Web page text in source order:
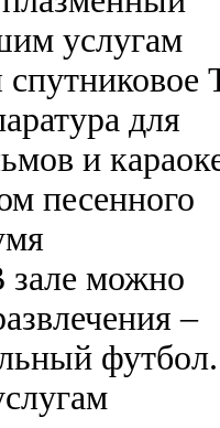
услугам
спутниковое
для
и
песенного
можно
–